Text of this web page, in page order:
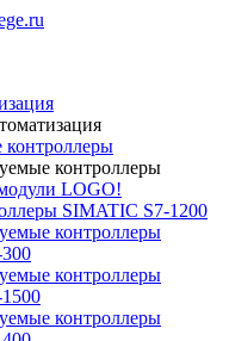
контроллеры
LOGO!
SIMATIC S7-1200
контроллеры
контроллеры
контроллеры